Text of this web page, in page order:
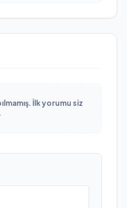
İlk yorumu siz